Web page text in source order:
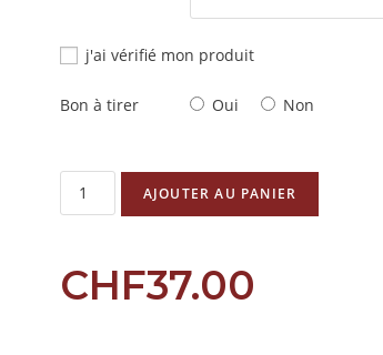
j'ai vérifié mon produit
Bon à tirer Oui Non
AJOUTER AU PANIER
CHF37.00